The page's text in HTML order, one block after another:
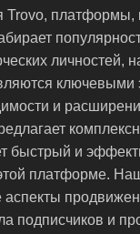
Trovo, платформы,
личностей,
ключевыми
и
быстрый и
платформе.
подписчиков и